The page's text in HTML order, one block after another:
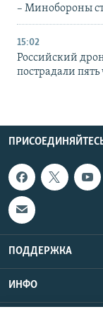
– Минобороны
15:02
Российский
пострадали
ПОДДЕРЖКА
ИНФО